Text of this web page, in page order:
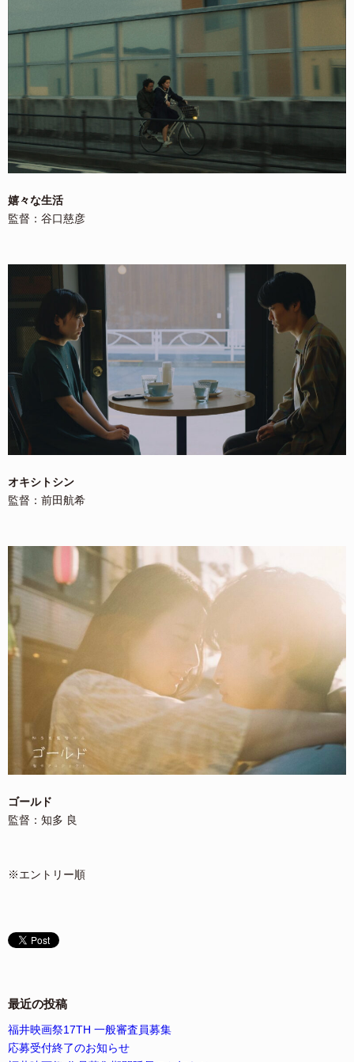
嬉々な生活
監督：谷口慈彦
オキシトシン
監督：前田航希
ゴールド
監督：知多 良
※エントリー順
最近の投稿
福井映画祭17TH 一般審査員募集
応募受付終了のお知らせ